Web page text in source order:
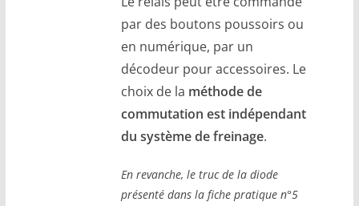
par des boutons poussoirs ou
en numérique, par un
décodeur pour accessoires. Le
choix de la méthode de
commutation est indépendant
du système de freinage.
En revanche, le truc de la diode
présenté dans la fiche pratique n°5